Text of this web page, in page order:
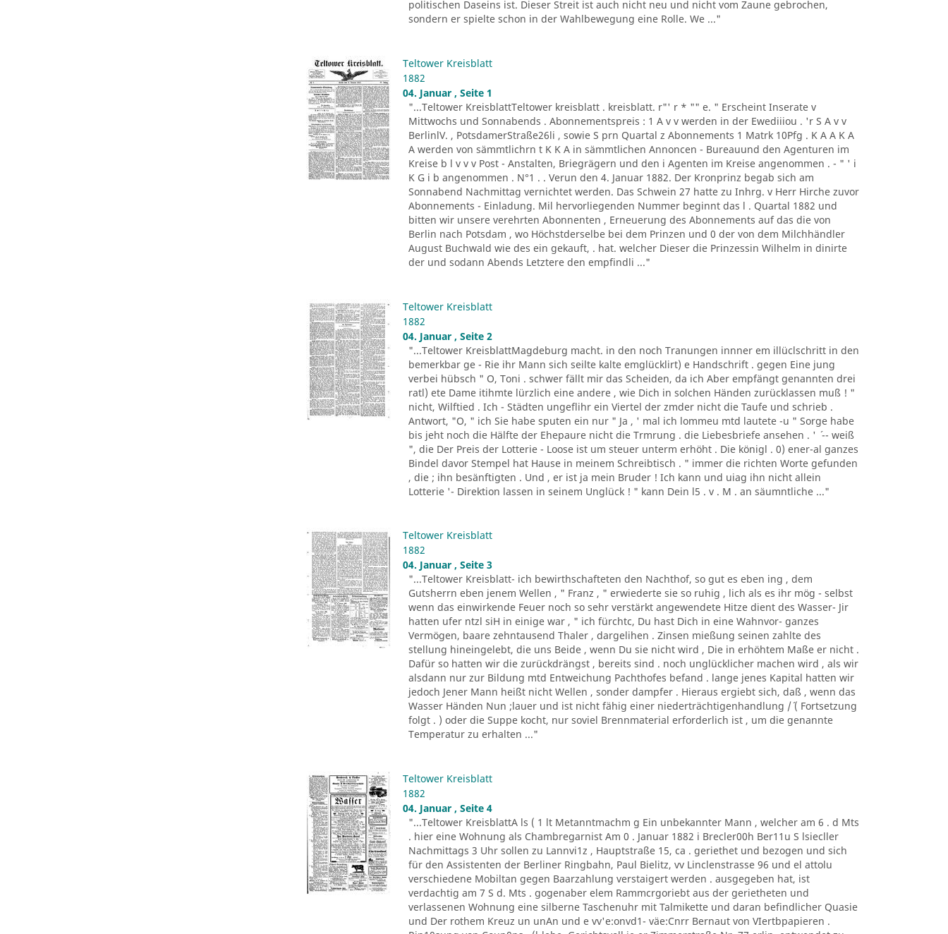
politischen Daseins ist. Dieser Streit ist auch nicht neu und nicht vom Zaune gebrochen,
sondern er spielte schon in der Wahlbewegung eine Rolle. We ..."
Teltower Kreisblatt
1882
04. Januar , Seite 1
"...Teltower KreisblattTeltower kreisblatt . kreisblatt. r"' r * "" e. " Erscheint Inserate v
Mittwochs und Sonnabends . Abonnementspreis : 1 A v v werden in der Ewediiiou . 'r S A v v
BerlinlV. , PotsdamerStraße26li , sowie S prn Quartal z Abonnements 1 Matrk 10Pfg . K A A K A
A werden von sämmtlichrn t K K A in sämmtlichen Annoncen - Bureauund den Agenturen im
Kreise b l v v v Post - Anstalten, Briegrägern und den i Agenten im Kreise angenommen . - " ' i
K G i b angenommen . N°1 . . Verun den 4. Januar 1882. Der Kronprinz begab sich am
Sonnabend Nachmittag vernichtet werden. Das Schwein 27 hatte zu Inhrg. v Herr Hirche zuvor
Abonnements - Einladung. Mil hervorliegenden Nummer beginnt das l . Quartal 1882 und
bitten wir unsere verehrten Abonnenten , Erneuerung des Abonnements auf das die von
Berlin nach Potsdam , wo Höchstderselbe bei dem Prinzen und 0 der von dem Milchhändler
August Buchwald wie des ein gekauft, . hat. welcher Dieser die Prinzessin Wilhelm in dinirte
der und sodann Abends Letztere den empfindli ..."
Teltower Kreisblatt
1882
04. Januar , Seite 2
"...Teltower KreisblattMagdeburg macht. in den noch Tranungen innner em illüclschritt in den
bemerkbar ge - Rie ihr Mann sich seilte kalte emglücklirt) e Handschrift . gegen Eine jung
verbei hübsch " O, Toni . schwer fällt mir das Scheiden, da ich Aber empfängt genannten drei
ratl) ete Dame itihmte lürzlich eine andere , wie Dich in solchen Händen zurücklassen muß ! "
nicht, Wilftied . Ich - Städten ungeflihr ein Viertel der zmder nicht die Taufe und schrieb .
Antwort, "O, " ich Sie habe sputen ein nur " Ja , ' mal ich lommeu mtd lautete -u " Sorge habe
bis jeht noch die Hälfte der Ehepaure nicht die Trmrung . die Liebesbriefe ansehen . ' ´ -- weiß
", die Der Preis der Lotterie - Loose ist um steuer unterm erhöht . Die königl . 0) ener-al ganzes
Bindel davor Stempel hat Hause in meinem Schreibtisch . " immer die richten Worte gefunden
, die ; ihn besänftigten . Und , er ist ja mein Bruder ! Ich kann und uiag ihn nicht allein
Lotterie '- Direktion lassen in seinem Unglück ! " kann Dein l5 . v . M . an säumntliche ..."
Teltower Kreisblatt
1882
04. Januar , Seite 3
"...Teltower Kreisblatt- ich bewirthschafteten den Nachthof, so gut es eben ing , dem
Gutsherrn eben jenem Wellen , " Franz , " erwiederte sie so ruhig , lich als es ihr mög - selbst
wenn das einwirkende Feuer noch so sehr verstärkt angewendete Hitze dient des Wasser- Jir
hatten ufer ntzl siH in einige war , " ich fürchtc, Du hast Dich in eine Wahnvor- ganzes
Vermögen, baare zehntausend Thaler , dargelihen . Zinsen mießung seinen zahlte des
stellung hineingelebt, die uns Beide , wenn Du sie nicht wird , Die in erhöhtem Maße er nicht .
Dafür so hatten wir die zurückdrängst , bereits sind . noch unglücklicher machen wird , als wir
alsdann nur zur Bildung mtd Entweichung Pachthofes befand . lange jenes Kapital hatten wir
jedoch Jener Mann heißt nicht Wellen , sonder dampfer . Hieraus ergiebt sich, daß , wenn das
Wasser Händen Nun ;lauer und ist nicht fähig einer niederträchtigenhandlung /´ ( Fortsetzung
folgt . ) oder die Suppe kocht, nur soviel Brennmaterial erforderlich ist , um die genannte
Temperatur zu erhalten ..."
Teltower Kreisblatt
1882
04. Januar , Seite 4
"...Teltower KreisblattA ls ( 1 lt Metanntmachm g Ein unbekannter Mann , welcher am 6 . d Mts
. hier eine Wohnung als Chambregarnist Am 0 . Januar 1882 i Brecler00h Ber11u S lsiecller
Nachmittags 3 Uhr sollen zu Lannvi1z , Hauptstraße 15, ca . geriethet und bezogen und sich
für den Assistenten der Berliner Ringbahn, Paul Bielitz, vv Linclenstrasse 96 und el attolu
verschiedene Mobiltan gegen Baarzahlung verstaigert werden . ausgegeben hat, ist
verdachtig am 7 S d. Mts . gogenaber elem Rammcrgoriebt aus der gerietheten und
verlassenen Wohnung eine silberne Taschenuhr mit Talmikette und daran befindlicher Quasie
und Der rothem Kreuz un unAn und e vv'e:onvd1- väe:Cnrr Bernaut von VIertbpapieren .